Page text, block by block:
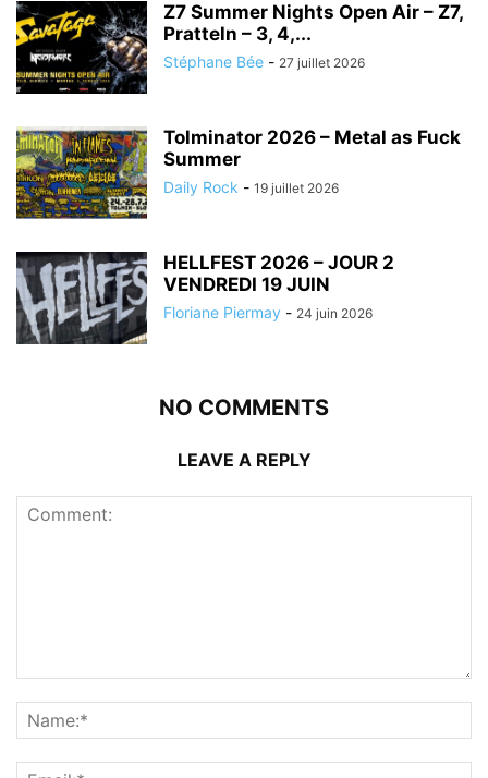
Z7 Summer Nights Open Air – Z7,
Pratteln – 3, 4,...
Stéphane Bée - 27 juillet 2026
Tolminator 2026 – Metal as Fuck
Summer
Daily Rock - 19 juillet 2026
HELLFEST 2026 – JOUR 2
VENDREDI 19 JUIN
Floriane Piermay - 24 juin 2026
NO COMMENTS
LEAVE A REPLY